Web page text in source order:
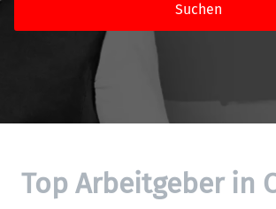
Suchen
Top Arbeitgeber in